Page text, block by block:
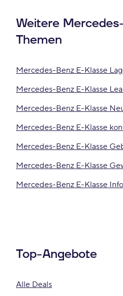
Weitere
Themen
Mercedes-Benz E-Klasse
Mercedes-Benz E-Klasse
Mercedes-Benz E-Klasse
Mercedes-Benz E-Klasse
Mercedes-Benz E-Klasse
Mercedes-Benz E-Klasse
Mercedes-Benz E-Klasse
Top-Angebote
Alle Deals